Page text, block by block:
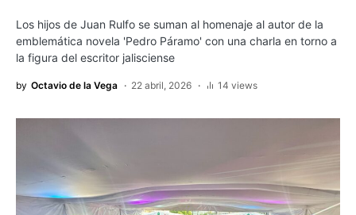
Los hijos de Juan Rulfo se suman al homenaje al autor de la
emblemática novela 'Pedro Páramo' con una charla en torno a
la figura del escritor jalisciense
by Octavio de la Vega 22 abril, 2026 14 views